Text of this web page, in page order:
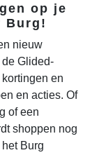
op je
Burg!
nieuw
Glided-
en
en acties. Of
of een
shoppen nog
Burg